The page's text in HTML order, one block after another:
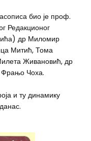
био је проф.
Редакционог
др Миломир
Митић, Тома
Живановић, др
Чоха.
и ту динамику